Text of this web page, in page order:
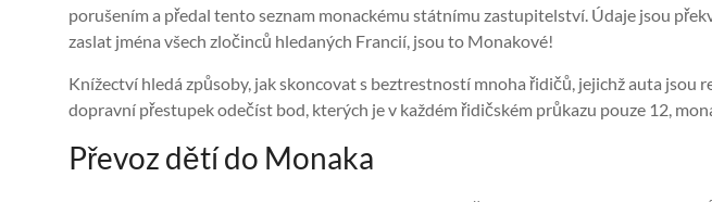
porušením a předal tento seznam monackému státnímu zastupitelství. Údaje jsou
zaslat jména všech zločinců hledaných Francií, jsou to Monakové!
Knížectví hledá způsoby, jak skoncovat s beztrestností mnoha řidičů, jejichž auta jsou
dopravní přestupek odečíst bod, kterých je v každém řidičském průkazu pouze 12,
Převoz dětí do Monaka